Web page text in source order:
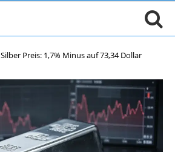
Silber Preis: 1,7% Minus auf 73,34 Dollar